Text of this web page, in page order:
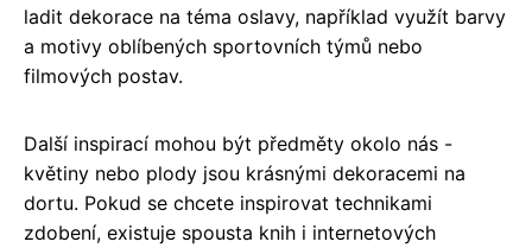
ladit dekorace na téma oslavy, například využít barvy
a motivy oblíbených sportovních týmů nebo
filmových postav.
Další inspirací mohou být předměty okolo nás -
květiny nebo plody jsou krásnými dekoracemi na
dortu. Pokud se chcete inspirovat technikami
zdobení, existuje spousta knih i internetových